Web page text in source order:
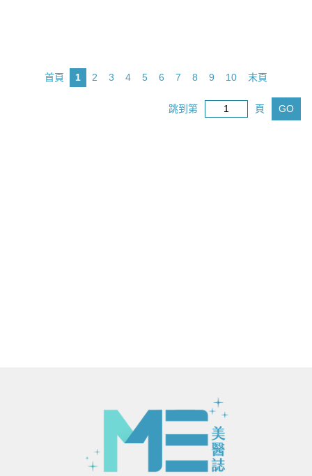
首頁 1 2 3 4 5 6 7 8 9 10 末頁
跳到第 頁 GO